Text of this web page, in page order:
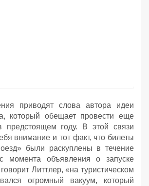
приводят слова автора идеи
который обещает провести еще
предстоящем году. В этой связи
внимание и тот факт, что билеты
были раскуплены в течение
момента объявления о запуске
Литтлер, «на туристическом
огромный вакуум, который